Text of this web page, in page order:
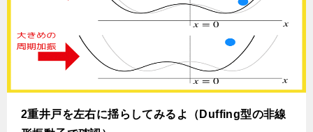
2重井戸を左右に揺らしてみるよ（Duffing型の非線